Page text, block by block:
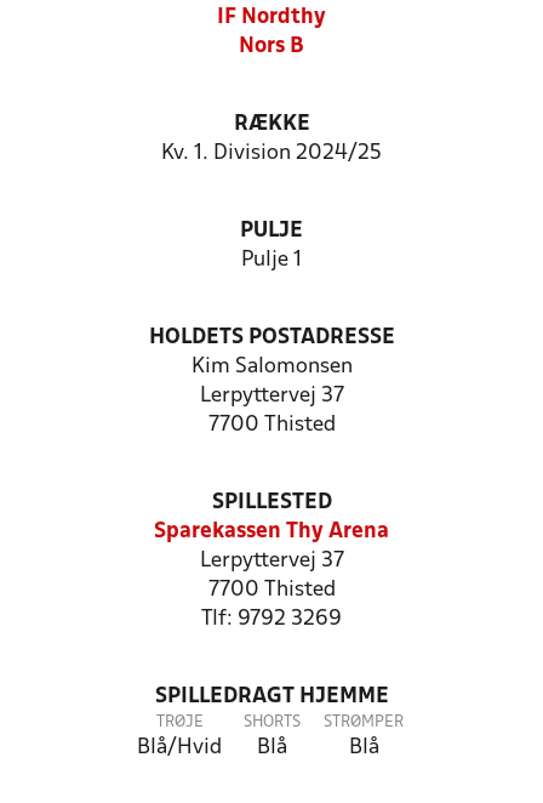
IF Nordthy
Nors B
RÆKKE
Kv. 1. Division 2024/25
PULJE
Pulje 1
HOLDETS POSTADRESSE
Kim Salomonsen
Lerpyttervej 37
7700 Thisted
SPILLESTED
Sparekassen Thy Arena
Lerpyttervej 37
7700 Thisted
Tlf: 9792 3269
SPILLEDRAGT HJEMME
TRØJE
Blå/Hvid
SHORTS
Blå
STRØMPER
Blå